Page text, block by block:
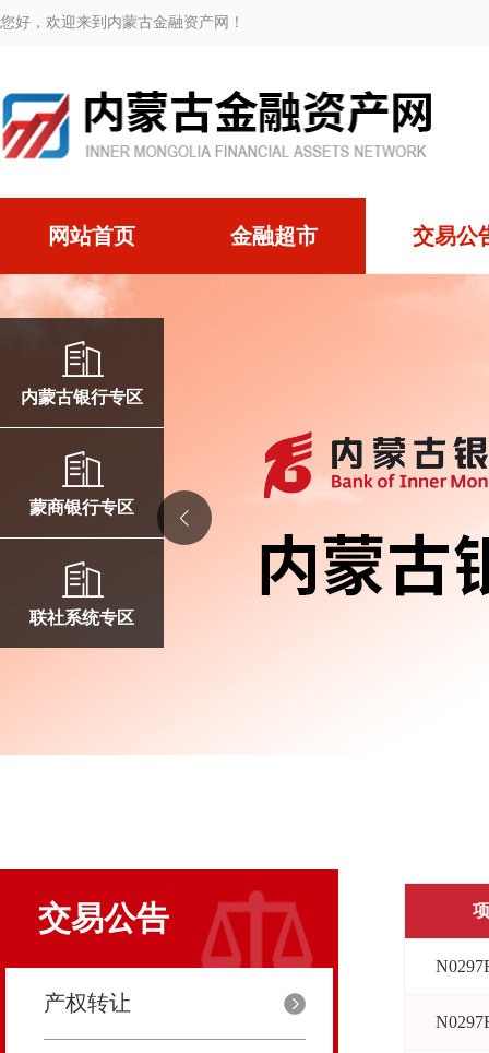
您好，欢迎来到内蒙古金融资产网！
网站首页 金融超市 交易公
内蒙古银行专区
蒙商银行专区
联社系统专区
交易公告
产权转让